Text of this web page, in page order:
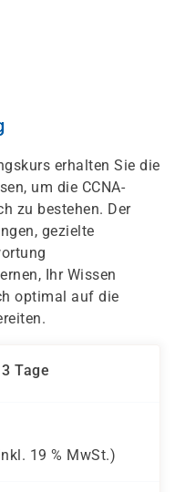
erhalten Sie die
um die CCNA-
zu bestehen. Der
gezielte
Ihr Wissen
optimal auf die
3 Tage
19 % MwSt.)